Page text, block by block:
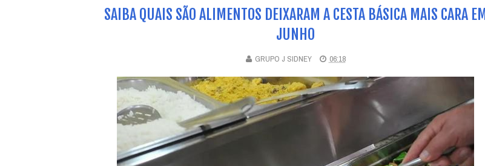
SAIBA QUAIS SÃO ALIMENTOS DEIXARAM A CESTA BÁSICA MAIS CARA EM
JUNHO
GRUPO J SIDNEY 06:18